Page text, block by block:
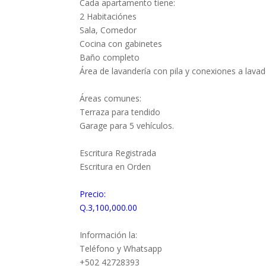
Cada apartamento tiene:
2 Habitaciónes
Sala, Comedor
Cocina con gabinetes
Baño completo
Área de lavandería con pila y conexiones a
Áreas comunes:
Terraza para tendido
Garage para 5 vehículos.
Escritura Registrada
Escritura en Orden
Precio:
Q.3,100,000.00
Información la:
Teléfono y Whatsapp
+502 42728393